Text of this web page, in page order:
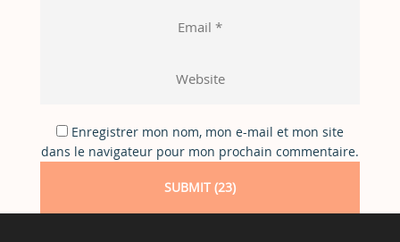
Enregistrer mon nom, mon e-mail et mon site
dans le navigateur pour mon prochain commentaire.